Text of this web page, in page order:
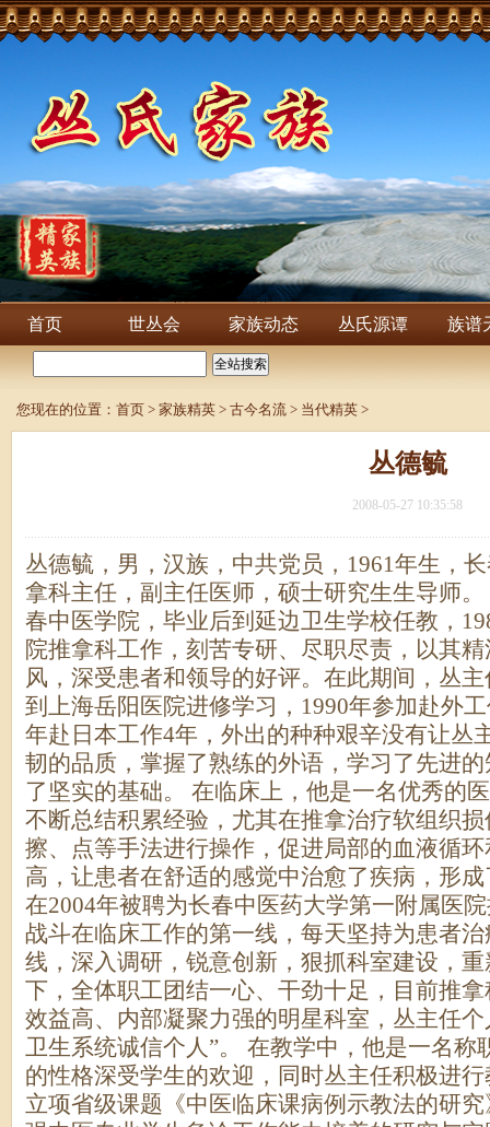
首页 世丛会 家族动态 丛氏源谭 族谱
您现在的位置： 首页 > 家族精英 > 古今名流 > 当代精英 >
丛德毓
2008-05-27 10:35:58
丛德毓，男，汉族，中共党员，1961年生，
拿科主任，副主任医师，硕士研究生生导师
春中医学院，毕业后到延边卫生学校任教，
院推拿科工作，刻苦专研、尽职尽责，以其
风，深受患者和领导的好评。在此期间，丛
到上海岳阳医院进修学习，1990年参加赴外
年赴日本工作4年，外出的种种艰辛没有让丛
韧的品质，掌握了熟练的外语，学习了先进
了坚实的基础。 在临床上，他是一名优秀的
不断总结积累经验，尤其在推拿治疗软组织
擦、点等手法进行操作，促进局部的血液循
高，让患者在舒适的感觉中治愈了疾病，形
在2004年被聘为长春中医药大学第一附属医
战斗在临床工作的第一线，每天坚持为患者
线，深入调研，锐意创新，狠抓科室建设，
下，全体职工团结一心、干劲十足，目前推
效益高、内部凝聚力强的明星科室，丛主任
卫生系统诚信个人”。 在教学中，他是一名称
的性格深受学生的欢迎，同时丛主任积极进
立项省级课题《中医临床课病例示教法的研